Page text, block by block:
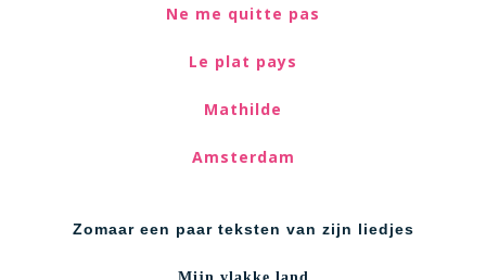
Ne me quitte pas
Le plat pays
Mathilde
Amsterdam
Zomaar een paar teksten van zijn liedjes